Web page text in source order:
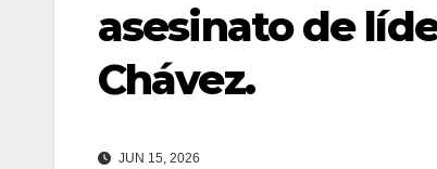
asesinato de
Chávez.
JUN 15, 2026